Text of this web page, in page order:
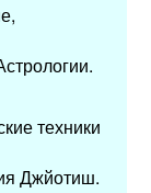
техники
Джйотиш.